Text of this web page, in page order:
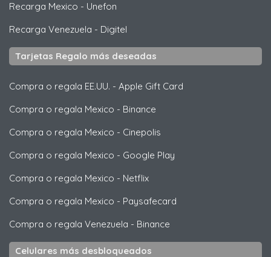
Recarga Mexico - Unefon
Recarga Venezuela - Digitel
Tarjetas Regalo más deseadas
Compra o regala EE.UU. - Apple Gift Card
Compra o regala Mexico - Binance
Compra o regala Mexico - Cinepolis
Compra o regala Mexico - Google Play
Compra o regala Mexico - Netflix
Compra o regala Mexico - Paysafecard
Compra o regala Venezuela - Binance
Celulares más desbloqueados